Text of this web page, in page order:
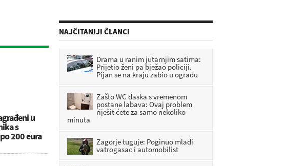
u
s
200 eura
NAJČITANIJI ČLANCI
Drama u ranim jutarnjim satima:
Prijetio ženi pa bježao policiji.
Pijan se na kraju zabio u ogradu
Zašto WC daska s vremenom
postane labava: Ovaj problem
riješit ćete za samo nekoliko
minuta
Zagorje tuguje: Poginuo mladi
vatrogasac i automobilist